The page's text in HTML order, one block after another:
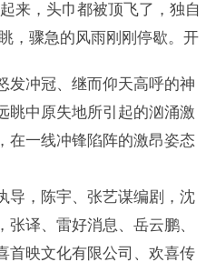
来，头巾都被顶飞了，独自
，骤急的风雨刚刚停歇。开
发冲冠、继而仰天高呼的神
眺中原失地所引起的汹涌激
在一线冲锋陷阵的激昂姿态
导，陈宇、张艺谋编剧，沈
张译、雷好消息、岳云鹏、
首映文化有限公司、欢喜传